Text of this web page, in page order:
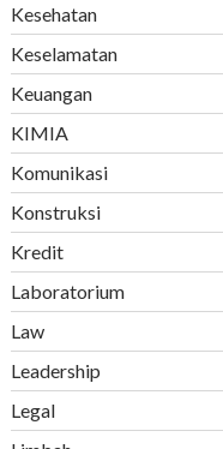
Kesehatan
Keselamatan
Keuangan
KIMIA
Komunikasi
Konstruksi
Kredit
Laboratorium
Law
Leadership
Legal